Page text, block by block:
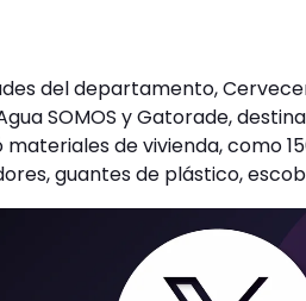
del departamento,
SOMOS y Gatorade,
de vivienda, como
guantes de plástico,